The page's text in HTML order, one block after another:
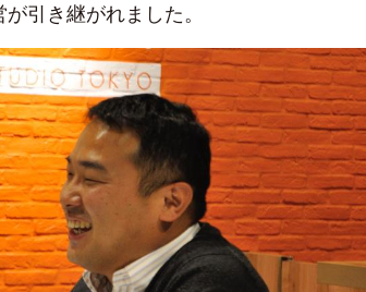
引き継がれました。